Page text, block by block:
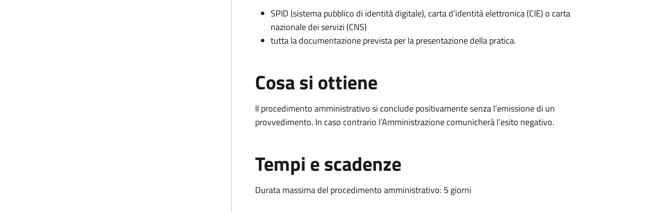
SPID (sistema pubblico di identità digitale), carta d’identità elettronica (CIE) o carta
nazionale dei servizi (CNS)
tutta la documentazione prevista per la presentazione della pratica.
Cosa si ottiene
Il procedimento amministrativo si conclude positivamente senza l’emissione di un
provvedimento. In caso contrario l’Amministrazione comunicherà l’esito negativo.
Tempi e scadenze
Durata massima del procedimento amministrativo: 5 giorni